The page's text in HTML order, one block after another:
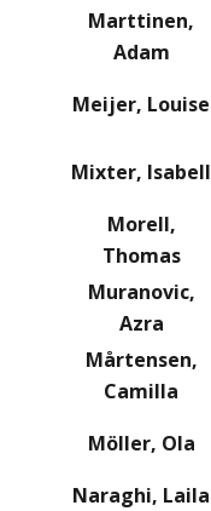
Marttinen,
Adam
Meijer, Louise
Mixter, Isabell
Morell,
Thomas
Muranovic,
Azra
Mårtensen,
Camilla
Möller, Ola
Naraghi, Laila